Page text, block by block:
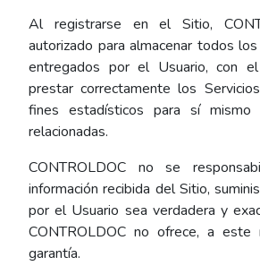
Al registrarse en el Sitio,
autorizado para almacenar todos
entregados por el Usuario, con
prestar correctamente los
fines estadísticos para sí mismo
relacionadas.
CONTROLDOC no se
información recibida del Sitio,
por el Usuario sea verdadera y
CONTROLDOC no ofrece, a este
garantía.